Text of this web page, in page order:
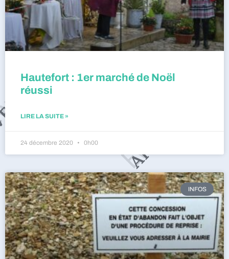
Hautefort : 1er marché de Noël
réussi
LIRE LA SUITE »
24 décembre 2020 0h00
INFOS